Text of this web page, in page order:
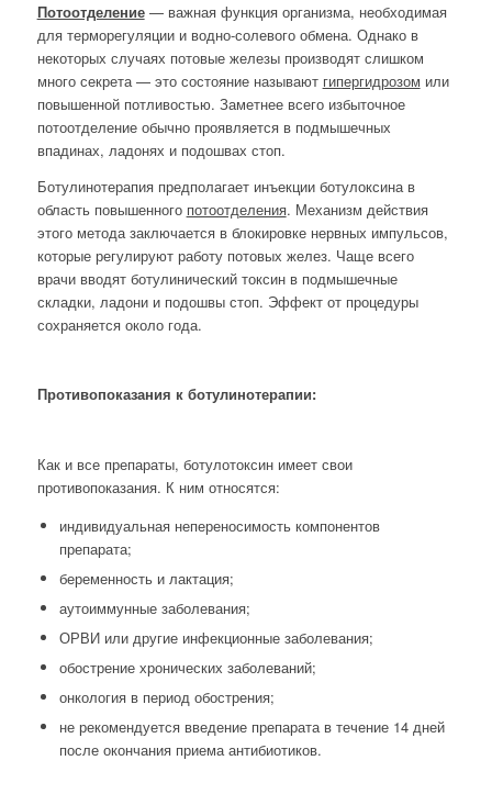
Потоотделение— важная функция организма, необходимая
для терморегуляции и водно-солевого обмена. Однако в
некоторых случаях потовые железы производят слишком
много секрета — это состояние называют гипергидрозом или
повышенной потливостью. Заметнее всего избыточное
потоотделение обычно проявляется в подмышечных
впадинах, ладонях и подошвах стоп.
Ботулинотерапия предполагает инъекции ботулоксина в
область повышенного потоотделения. Механизм действия
этого метода заключается в блокировке нервных импульсов,
которые регулируют работу потовых желез. Чаще всего
врачи вводят ботулинический токсин в подмышечные
складки, ладони и подошвы стоп. Эффект от процедуры
сохраняется около года.
Противопоказания к ботулинотерапии:
Как и все препараты, ботулотоксин имеет свои
противопоказания. К ним относятся:
индивидуальная непереносимость компонентов
препарата;
беременность и лактация;
аутоиммунные заболевания;
ОРВИ или другие инфекционные заболевания;
обострение хронических заболеваний;
онкология в период обострения;
не рекомендуется введение препарата в течение 14 дней
после окончания приема антибиотиков.